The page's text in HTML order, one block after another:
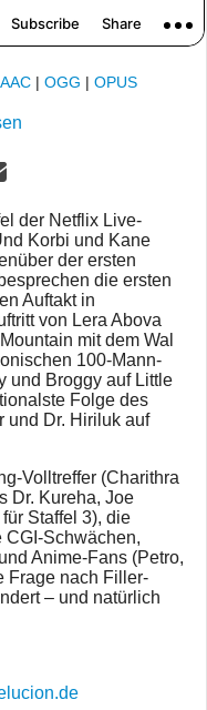
AAC | OGG | OPUS
der Netflix Live-
Korbi und Kane
der ersten
die ersten
Auftakt in
von Lera Abova
mit dem Wal
100-Mann-
und Broggy auf Little
Folge des
und Dr. Hiriluk auf
Volltreffer (Charithra
Dr. Kureha, Joe
Staffel 3), die
CGI-Schwächen,
Anime-Fans (Petro,
Frage nach Filler-
– und natürlich